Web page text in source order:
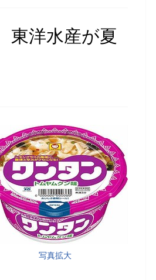
東洋水産が夏
写真拡大